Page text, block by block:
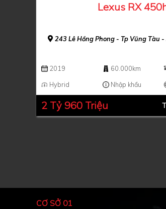
Lexus RX
243 Lê Hồng Phong - Tp Vũng Tàu
2019 60.000km
Hybrid
Nhập khẩu
2 Tỷ 960 Triệu
CƠ SỞ 01